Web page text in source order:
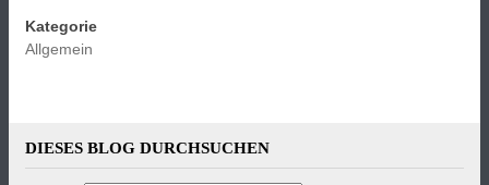
Kategorie
Allgemein
DIESES BLOG DURCHSUCHEN